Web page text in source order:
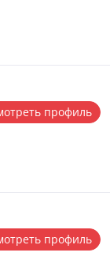
профиль
профиль